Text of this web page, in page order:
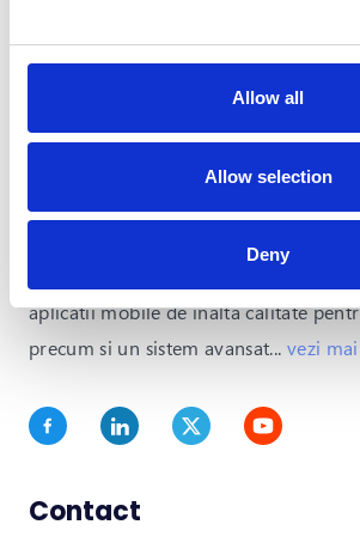
Allow all
Allow selection
Deny
aplicatii mobile de inalta calitate
precum si un sistem avansat... vezi
Contact